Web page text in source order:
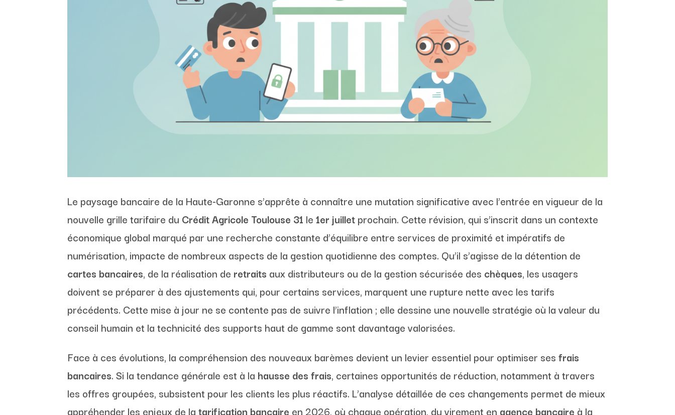
Le paysage bancaire de la Haute-Garonne s’apprête à connaître une mutation significative avec l’entrée en vigueur de la
nouvelle grille tarifaire du Crédit Agricole Toulouse 31 le1er juilletprochain. Cette révision, qui s’inscrit dans un contexte
économique global marqué par une recherche constante d’équilibre entre services de proximité et impératifs de
numérisation, impacte de nombreux aspects de la gestion quotidienne des comptes. Qu’il s’agisse de la détention de
cartes bancaires, de la réalisation de retraits aux distributeurs ou de la gestion sécurisée des chèques, les usagers
doivent se préparer à des ajustements qui, pour certains services, marquent une rupture nette avec les tarifs
précédents. Cette mise à jour ne se contente pas de suivre l’inflation ; elle dessine une nouvelle stratégie où la valeur du
conseil humain et la technicité des supports haut de gamme sont davantage valorisées.
Face à ces évolutions, la compréhension des nouveaux barèmes devient un levier essentiel pour optimiser sesfrais
bancaires. Si la tendance générale est à la hausse des frais, certaines opportunités de réduction, notamment à travers
les offres groupées, subsistent pour les clients les plus réactifs. L’analyse détaillée de ces changements permet de mieux
appréhender les enjeux de latarification bancaire en 2026, où chaque opération, du virement en agence bancaire à la